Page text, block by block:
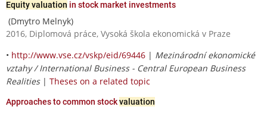
Equity valuation in stock market investments
(Dmytro Melnyk)
2016, Diplomová práce, Vysoká škola ekonomická v Praze
• http://www.vse.cz/vskp/eid/69446 | Mezinárodní ekonomické
vztahy / International Business - Central European Business
Realities| Theses on a related topic
Approaches to common stockvaluation